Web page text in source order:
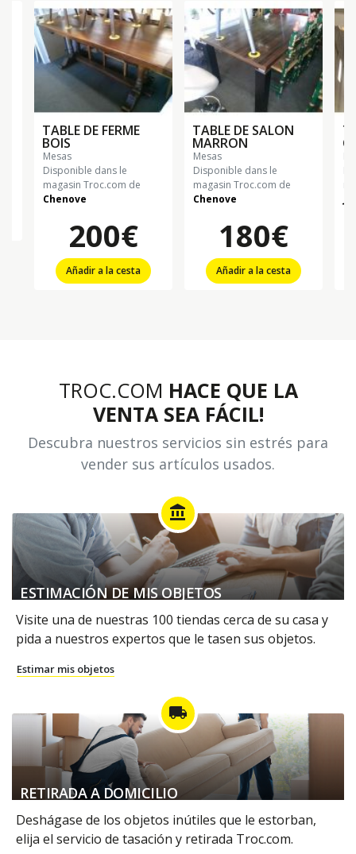
TABLE DE FERME
BOIS
mesas
Disponible dans le
magasin Troc.com de
Chenove
200€
Añadir a la cesta
TABLE DE SALON
MARRON
mesas
Disponible dans le
magasin Troc.com de
Chenove
180€
Añadir a la cesta
TROC.COM HACE QUE LA
VENTA SEA FÁCIL!
Descubra nuestros servicios sin estrés para
vender sus artículos usados.
account_balance
ESTIMACIÓN DE MIS OBJETOS
Visite una de nuestras 100 tiendas cerca de su casa y
pida a nuestros expertos que le tasen sus objetos.
Estimar mis objetos
local_shipping
RETIRADA A DOMICILIO
Deshágase de los objetos inútiles que le estorban,
elija el servicio de tasación y retirada Troc.com.